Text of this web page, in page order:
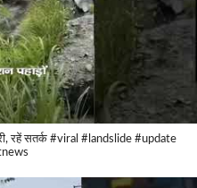
रहें सतर्क #viral #landslide #update